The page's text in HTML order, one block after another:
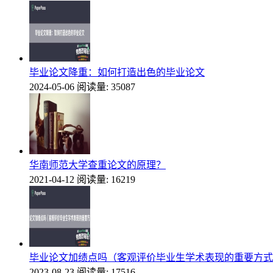
毕业论文降重：如何打造出色的毕业论文
2024-05-06 阅读量: 35087
华南师范大学查重论文的原理？
2021-04-12 阅读量: 16219
毕业论文加绩点吗（客观评价毕业生学术表现的重要方